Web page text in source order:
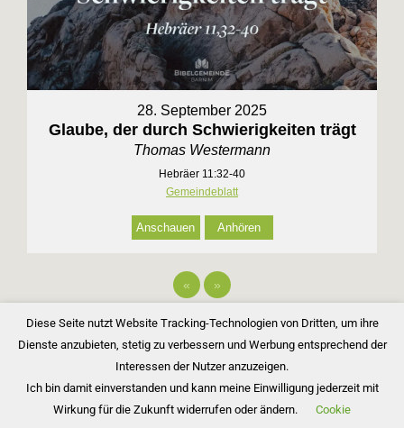
28. September 2025
Glaube, der durch Schwierigkeiten trägt
Thomas Westermann
Hebräer 11:32-40
Gemeindeblatt
Anschauen Anhören
« »
Diese Seite nutzt Website Tracking-Technologien von Dritten, um ihre
Dienste anzubieten, stetig zu verbessern und Werbung entsprechend der
Interessen der Nutzer anzuzeigen.
Ich bin damit einverstanden und kann meine Einwilligung jederzeit mit
Wirkung für die Zukunft widerrufen oder ändern.
Cookie